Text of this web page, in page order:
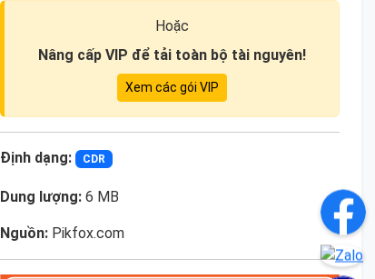
Hoặc
Nâng cấp VIP để tải toàn bộ tài nguyên!
Xem các gói VIP
Định dạng: CDR
Dung lượng: 6 MB
Nguồn: Pikfox.com